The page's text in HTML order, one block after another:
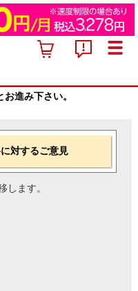
進み下さい。
対するご意見
します。